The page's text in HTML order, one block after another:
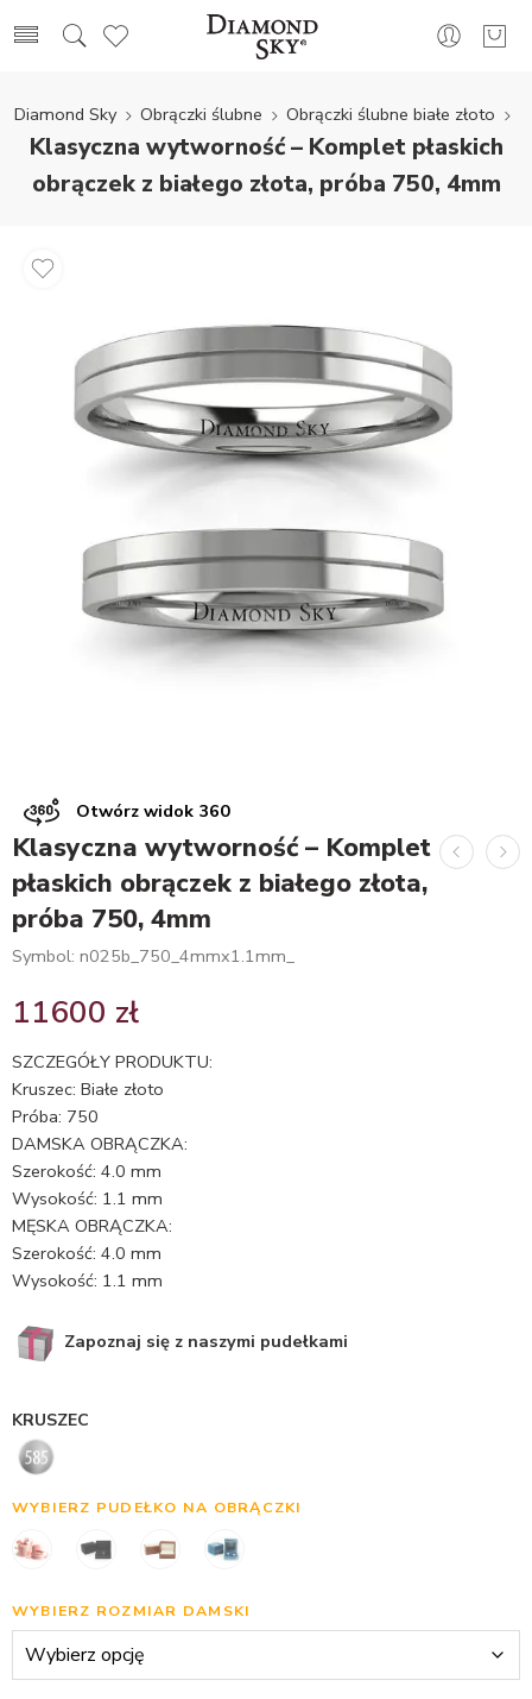
Diamond Sky Obrączki ślubne Obrączki ślubne białe złoto
Klasyczna wytworność – Komplet płaskich
obrączek z białego złota, próba 750, 4mm
Otwórz widok 360
Klasyczna wytworność – Komplet
płaskich obrączek z białego złota,
próba 750, 4mm
Symbol: n025b_750_4mmx1.1mm_
11600 zł
SZCZEGÓŁY PRODUKTU:
Kruszec: Białe złoto
Próba: 750
DAMSKA OBRĄCZKA:
Szerokość: 4.0 mm
Wysokość: 1.1 mm
MĘSKA OBRĄCZKA:
Szerokość: 4.0 mm
Wysokość: 1.1 mm
Zapoznaj się z naszymi pudełkami
KRUSZEC
WYBIERZ PUDEŁKO NA OBRĄCZKI
WYBIERZ ROZMIAR DAMSKI